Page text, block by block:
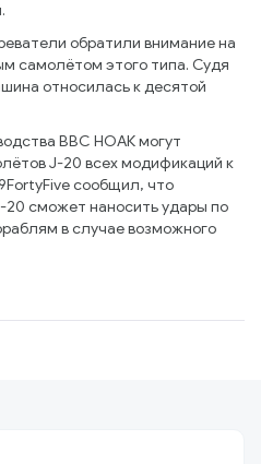
обратили внимание на
самолётом этого типа. Судя
относилась к десятой
ВВС НОАК могут
J-20 всех модификаций к
сообщил, что
сможет наносить удары по
в случае возможного